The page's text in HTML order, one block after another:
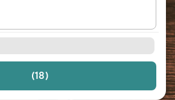
(18)